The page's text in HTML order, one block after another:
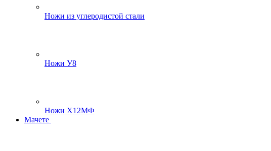
Ножи из углеродистой стали
Ножи У8
Ножи Х12МФ
Мачете